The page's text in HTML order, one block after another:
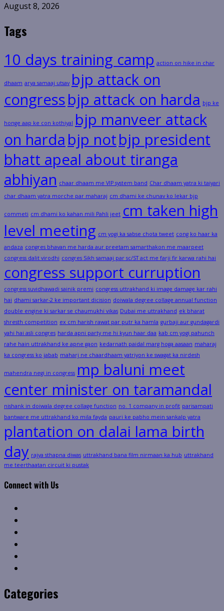
August 8, 2026
Tags
10 days training camp action on hike in char
dhaam arya samaaj utsav bjp attack on
congressbjp attack on harda bjp ke
honge aap ke con kothiyal bjp manveer attack
on harda bjp notbjp president
bhatt apeal about tiranga
abhiyan chaar dhaam me VIP system band Char dhaam yatra ki taiyari
char dhaam yatra morche par maharaj cm dhami ke chunav ko lekar bjp
commeti cm dhami ko kahan mili Pahli jeet cm taken high
level meeting cm yogi ka sabse chota tweet cong ko haar ka
andaza congres bhavan me harda aur preetam samarthakon me maarpeet
congress dalit virodhi congres Sikh samaaj par sc/ST act me farji fir karwa rahi hai
congress support curruption
congress suvidhawadi sainik premi congress uttrakhand ki image damage kar rahi
hai dhami sarkar-2 ke important dicision doiwala degree collage annual function
double engine ki sarkar se chaumukhi vikas Dubai me uttrakhand ek bharat
shresth competition ex cm harish rawat par putr ka hamla gurbaji aur gundagardi
yahi hai asli congres harda apni party me hi kyun haar daa kab cm yogi pahunch
rahe hain uttrakhand ke apne gaon kedarnath paidal marg hoga aasaan maharaj
ka congress ko jabab maharj ne chaardhaam yatriyon ke swagat ka nirdesh
mahendra negi in congress mp baluni meet
center minister on taramandal
nishank in doiwala degree collage function no. 1 company in profit parisampati
bantware me uttrakhand ko mila fayda pauri ke pabho mein sankalp yatra
plantation on dalai lama birth
day rajya sthapna diwas uttrakhand bana film nirmaan ka hub uttrakhand
me teerthaatan circuit ki pustak
Connect with Us
Categories